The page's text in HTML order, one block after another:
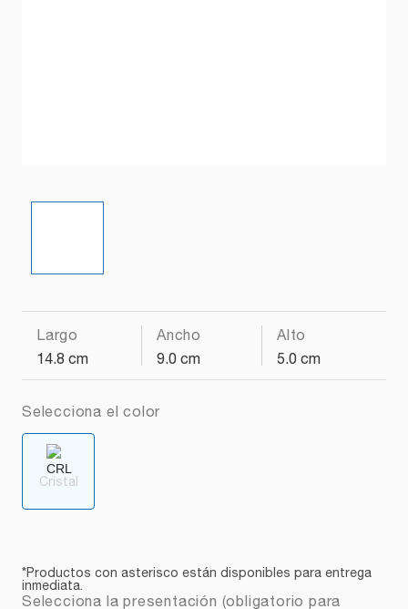
Largo
14.8 cm
Ancho
9.0 cm
Alto
5.0 cm
Selecciona el color
Cristal
*Productos con asterisco están disponibles para entrega
inmediata.
Selecciona la presentación (obligatorio para